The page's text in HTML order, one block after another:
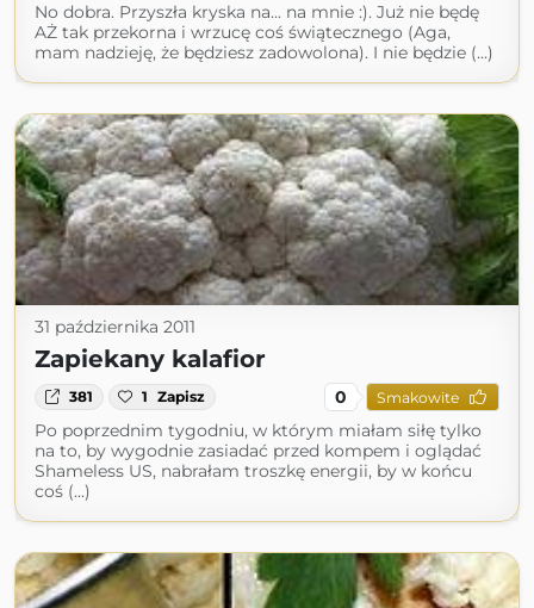
No dobra. Przyszła kryska na... na mnie :). Już nie będę
AŻ tak przekorna i wrzucę coś świątecznego (Aga,
mam nadzieję, że będziesz zadowolona). I nie będzie (...)
31 października 2011
Zapiekany kalafior
381 1 Zapisz 0 Smakowite
Po poprzednim tygodniu, w którym miałam siłę tylko
na to, by wygodnie zasiadać przed kompem i oglądać
Shameless US, nabrałam troszkę energii, by w końcu
coś (...)